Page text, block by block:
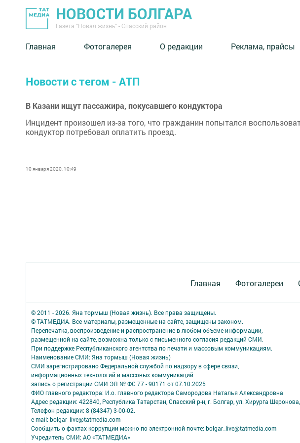
НОВОСТИ БОЛГАРА
Газета "Новая жизнь" - Спасский район
Главная Фотогалерея О редакции Реклама, прайсы
Новости с тегом - АТП
В Казани ищут пассажира, покусавшего кондуктора
Инцидент произошел из-за того, что гражданин попытался
кондуктор потребовал оплатить проезд.
10 января 2020, 10:49
Главная Фотогалереи
© 2011 - 2026. Яна тормыш (Новая жизнь). Все права защищены.
© ТАТМЕДИА. Все материалы, размещенные на сайте, защищены законом.
Перепечатка, воспроизведение и распространение в любом объеме информации,
размещенной на сайте, возможна только с письменного согласия редакций СМИ.
При поддержке Республиканского агентства по печати и массовым коммуникациям.
Наименование СМИ: Яна тормыш (Новая жизнь)
СМИ зарегистрировано Федеральной службой по надзору в сфере связи,
информационных технологий и массовых коммуникаций
запись о регистрации СМИ ЭЛ № ФС 77 - 90171 от 07.10.2025
ФИО главного редактора: И.о. главного редактора Самородова Наталья Александровна
Адрес редакции: 422840, Республика Татарстан, Спасский р-н, г. Болгар, ул. Хирурга
Телефон редакции: 8 (84347) 3-00-02.
e-mail: bolgar_live@tatmedia.com
Сообщить о фактах коррупции можно по электронной почте: bolgar_live@tatmedia.com
Учредитель СМИ: АО «ТАТМЕДИА»